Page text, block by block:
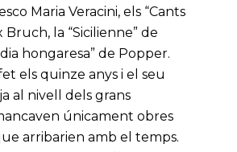
Maria Veracini, els “Cants
Bruch, la “Sicilienne” de
hongaresa” de Popper.
els quinze anys i el seu
al nivell dels grans
únicament obres
arribarien amb el temps.